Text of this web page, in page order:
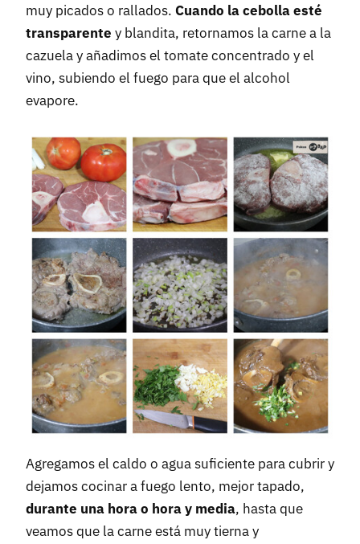
muy picados o rallados. Cuando la cebolla esté
transparente y blandita, retornamos la carne a la
cazuela y añadimos el tomate concentrado y el
vino, subiendo el fuego para que el alcohol
evapore.
Agregamos el caldo o agua suficiente para cubrir y
dejamos cocinar a fuego lento, mejor tapado,
durante una hora o hora y media, hasta que
veamos que la carne está muy tierna y